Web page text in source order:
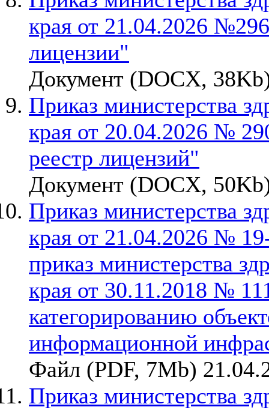
края от 21.04.2026
лицензии"
Документ (DOCX,
Приказ министерства
края от 20.04.2026 №
реестр лицензий"
Документ (DOCX,
Приказ министерства
края от 21.04.2026 №
приказ министерства
края от 30.11.2018 №
категорированию
информационной
Файл (PDF, 7Mb)
Приказ министерства